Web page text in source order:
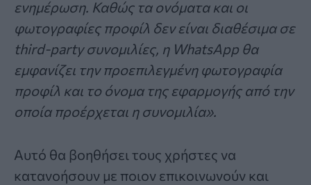
ενημέρωση. Καθώς τα ονόματα και οι
φωτογραφίες προφίλ δεν είναι διαθέσιμα σε
third-party συνομιλίες, η WhatsApp θα
εμφανίζει την προεπιλεγμένη φωτογραφία
προφίλ και το όνομα της εφαρμογής από την
οποία προέρχεται η συνομιλία».
Αυτό θα βοηθήσει τους χρήστες να
κατανοήσουν με ποιον επικοινωνούν και